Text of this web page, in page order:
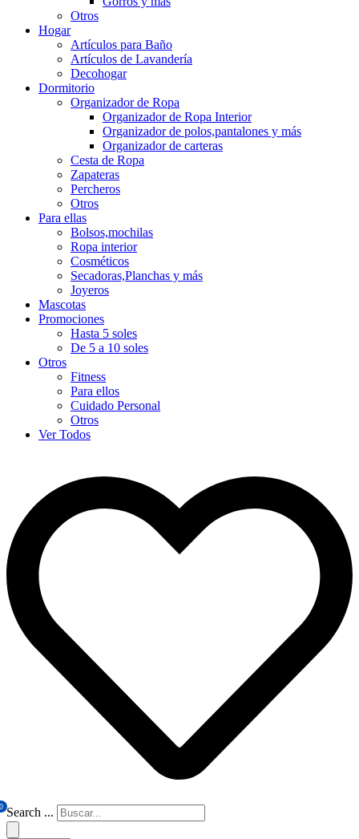
Otros
Hogar
Artículos para Baño
Artículos de Lavandería
Decohogar
Dormitorio
Organizador de Ropa
Organizador de Ropa Interior
Organizador de polos,pantalones y más
Organizador de carteras
Cesta de Ropa
Zapateras
Percheros
Otros
Para ellas
Bolsos,mochilas
Ropa interior
Cosméticos
Secadoras,Planchas y más
Joyeros
Mascotas
Promociones
Hasta 5 soles
De 5 a 10 soles
Otros
Fitness
Para ellos
Cuidado Personal
Otros
Ver Todos
0 Search ...